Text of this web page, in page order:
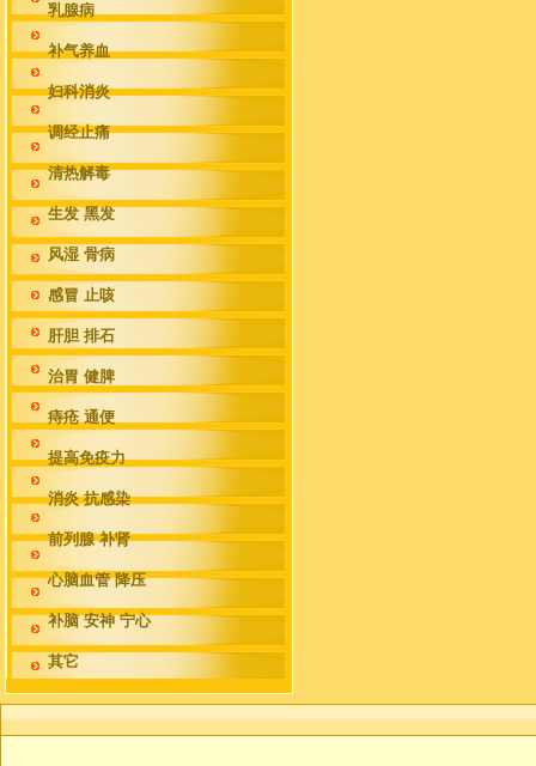
乳腺病
补气养血
妇科消炎
调经止痛
清热解毒
生发 黑发
风湿 骨病
感冒 止咳
肝胆 排石
治胃 健脾
痔疮 通便
提高免疫力
消炎 抗感染
前列腺 补肾
心脑血管 降压
补脑 安神 宁心
其它